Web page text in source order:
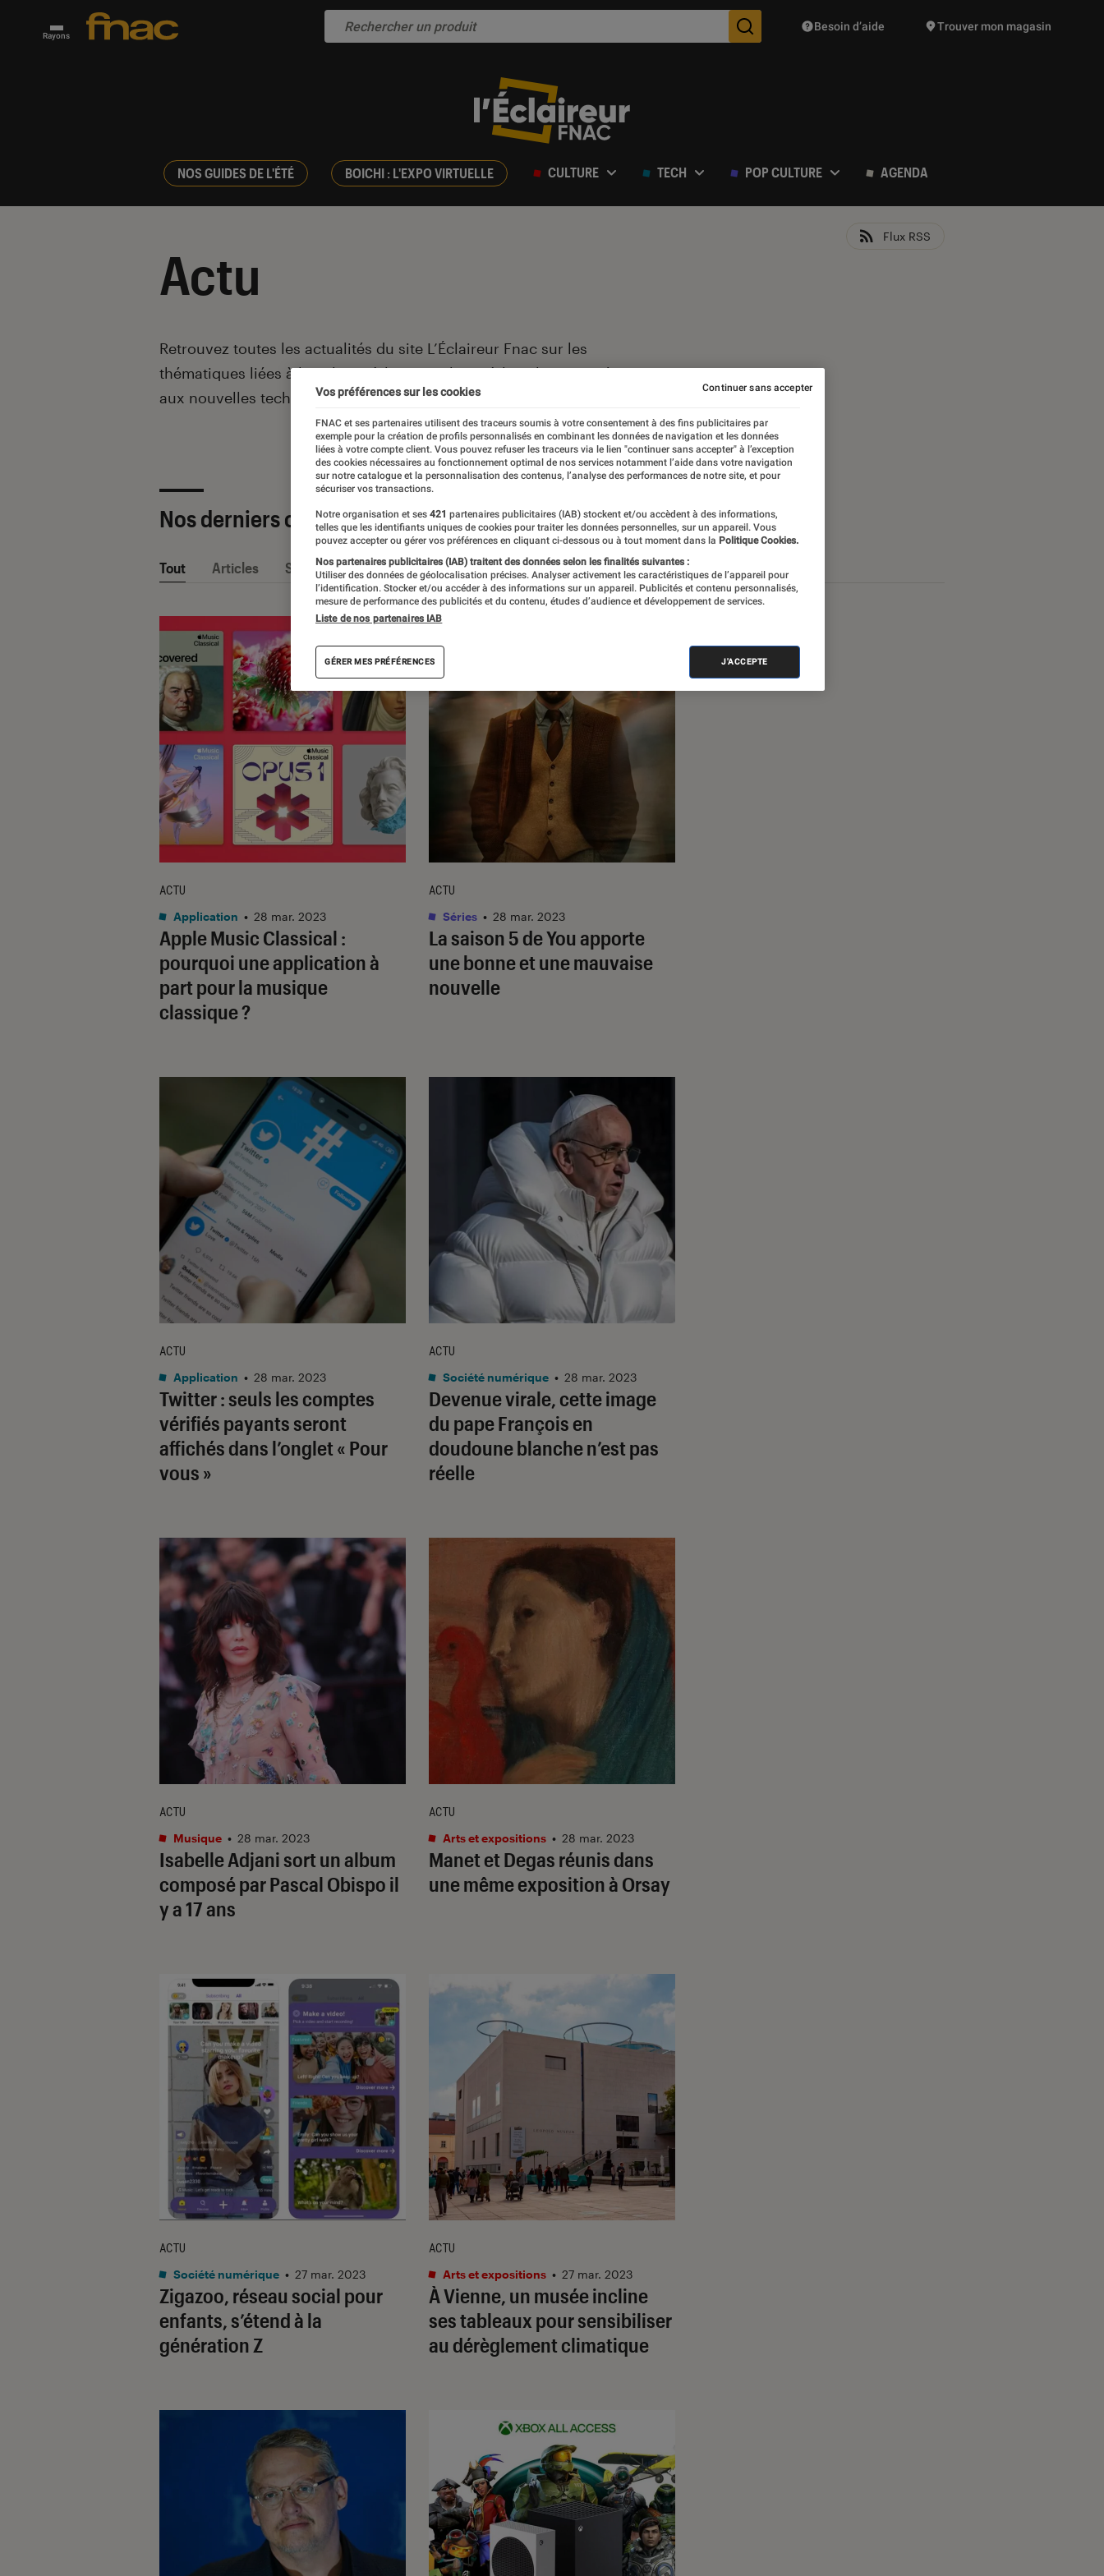
Rayons Des suggestions de produits vont vous être proposées
Besoin d’aide Trouver mon magasin
NOS GUIDES DE L'ÉTÉ BOICHI : L'EXPO VIRTUELLE CULTURE TECH POP CULTURE AGENDA
Actu
Flux RSS
Introduction
Retrouvez toutes les actualités du site L’Éclaireur Fnac sur les
thématiques liées à la culture, à la pop culture, à la culture numérique et
aux nouvelles technologies.
Nos derniers contenus
Tout Articles Sélections et guides Tests
Apple Music Classical :
pourquoi une application à
part pour la musique
classique ?
ACTU
Application • 28 mar. 2023
La saison 5 deYou apporte
une bonne et une mauvaise
nouvelle
ACTU
Séries • 28 mar. 2023
Twitter : seuls les comptes
vérifiés payants seront
affichés dans l’onglet « Pour
vous »
ACTU
Application • 28 mar. 2023
Devenue virale, cette image
du pape François en
doudoune blanche n’est pas
réelle
ACTU
Société numérique • 28 mar. 2023
Isabelle Adjani sort un album
composé par Pascal Obispo il
y a 17 ans
ACTU
Musique • 28 mar. 2023
Manet et Degas réunis dans
une même exposition à Orsay
ACTU
Arts et expositions • 28 mar. 2023
Zigazoo, réseau social pour
enfants, s’étend à la
génération Z
ACTU
Société numérique • 27 mar. 2023
À Vienne, un musée incline
ses tableaux pour sensibiliser
au dérèglement climatique
ACTU
Arts et expositions • 27 mar. 2023
Vos préférences sur les cookies
FNAC et ses partenaires utilisent des traceurs soumis à votre consentement à des fins publicitaires par
exemple pour la création de profils personnalisés en combinant les données de navigation et les données
liées à votre compte client. Vous pouvez refuser les traceurs via le lien "continuer sans accepter" à l’exception
des cookies nécessaires au fonctionnement optimal de nos services notamment l’aide dans votre navigation
sur notre catalogue et la personnalisation des contenus, l’analyse des performances de notre site, et pour
sécuriser vos transactions.
Notre organisation et ses 421 partenaires publicitaires (IAB) stockent et/ou accèdent à des informations,
telles que les identifiants uniques de cookies pour traiter les données personnelles, sur un appareil. Vous
pouvez accepter ou gérer vos préférences en cliquant ci-dessous ou à tout moment dans la Politique Cookies.
Nos partenaires publicitaires (IAB) traitent des données selon les finalités suivantes :
Utiliser des données de géolocalisation précises. Analyser activement les caractéristiques de l’appareil pour
l’identification. Stocker et/ou accéder à des informations sur un appareil. Publicités et contenu personnalisés,
mesure de performance des publicités et du contenu, études d’audience et développement de services.
Liste de nos partenaires IAB
GÉRER MES PRÉFÉRENCES J'ACCEPTE
Continuer sans accepter